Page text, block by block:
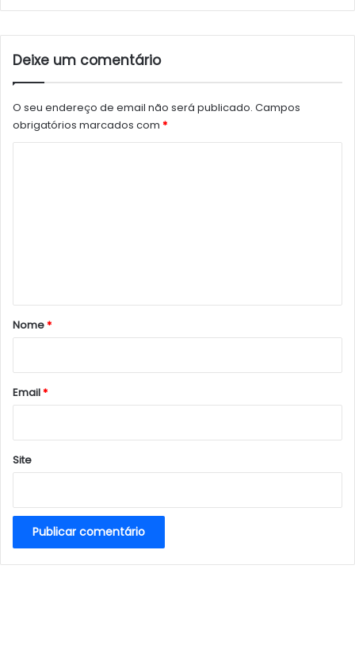
Deixe um comentário
O seu endereço de email não será publicado. Campos
obrigatórios marcados com *
r
*
Nome*
Email*
Site